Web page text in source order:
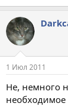
1 Июл 2011
Не, немного
необходимое